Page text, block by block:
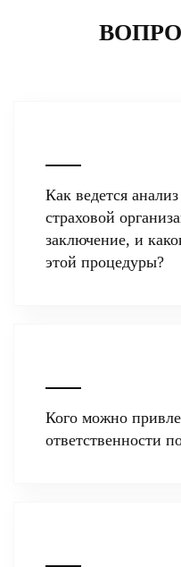
Как ведется
страховой
заключение, и
этой процедуры?
Кого можно
ответственности